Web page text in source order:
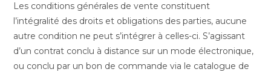
Les conditions générales de vente constituent
l’intégralité des droits et obligations des parties, aucune
autre condition ne peut s’intégrer à celles-ci. S’agissant
d’un contrat conclu à distance sur un mode électronique,
ou conclu par un bon de commande via le catalogue de